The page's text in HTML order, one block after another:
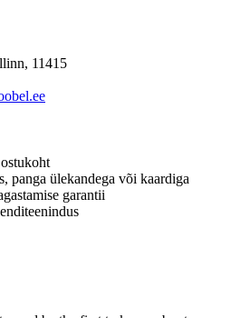
11415
panga ülekandega või kaardiga
garantii